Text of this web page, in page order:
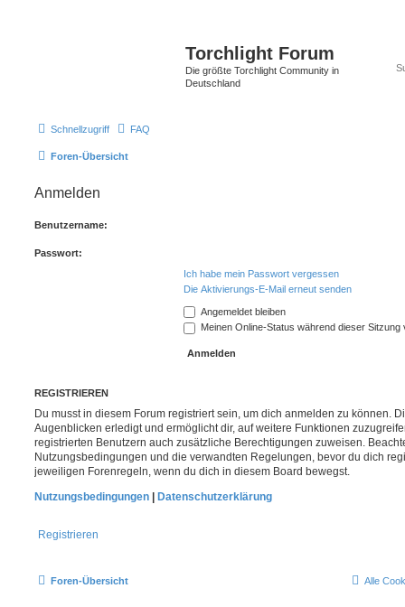
Torchlight Forum
Die größte Torchlight Community in
Deutschland
Schnellzugriff FAQ
Foren-Übersicht
Anmelden
Benutzername:
Passwort:
Ich habe mein Passwort vergessen
Die Aktivierungs-E-Mail erneut senden
Angemeldet bleiben
Meinen Online-Status während dieser Sitzung
REGISTRIEREN
Du musst in diesem Forum registriert sein, um dich anmelden zu können.
Augenblicken erledigt und ermöglicht dir, auf weitere Funktionen
registrierten Benutzern auch zusätzliche Berechtigungen zuweisen.
Nutzungsbedingungen und die verwandten Regelungen, bevor du dich
jeweiligen Forenregeln, wenn du dich in diesem Board bewegst.
Nutzungsbedingungen
Datenschutzerklärung
Registrieren
Foren-Übersicht Alle